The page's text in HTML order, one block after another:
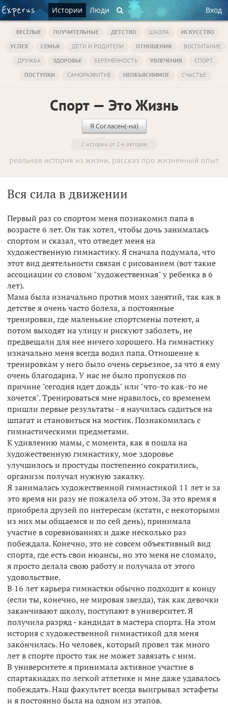
Истории Люди Вход
ВЕСЁЛЫЕ ПОУЧИТЕЛЬНЫЕ ДЕТСТВО ШКОЛА
ИСКУССТВО
УСПЕХ
СЕМЬЯ ДЕТИ И РОДИТЕЛИ ОТНОШЕНИЯ
ВОСПИТАНИЕ
ДРУЖБА
ЗДОРОВЬЕ БЕРЕМЕННОСТЬ УВЛЕЧЕНИЯ
СПОРТ
ПОСТУПКИ
САМОРАЗВИТИЕ НЕОБЪЯСНИМОЕ СЧАСТЬЕ
Спорт — Это Жизнь
Я Согласен(-на)
2 истории от 2-х авторов
реальная история из жизни, рассказ про жизненный опыт
Вся сила в движении
Первый раз со спортом меня познакомил папа в
возрасте 6 лет. Он так хотел, чтобы дочь занималась
спортом и сказал, что отведет меня на
художественную гимнастику. Я сначала подумала, что
этот вид деятельности связан с рисованием (вот такие
ассоциации со словом "художественная" у ребенка в 6
лет).
Мама была изначально против моих занятий, так как в
детстве я очень часто болела, а постоянные
тренировки, где маленькие спортсмены потеют, а
потом выходят на улицу и рискуют заболеть, не
предвещали для нее ничего хорошего. На гимнастику
изначально меня всегда водил папа. Отношение к
тренировкам у него было очень серьезное, за что я ему
очень благодарна. У нас не было пропусков по
причине "сегодня идет дождь" или "что-то как-то не
хочется". Тренироваться мне нравилось, со временем
пришли первые результаты - я научилась садиться на
шпагат и становиться на мостик. Познакомилась с
гимнастическими предметами.
К удивлению мамы, с момента, как я пошла на
художественную гимнастику, мое здоровье
улучшилось и простуды постепенно сократились,
организм получал нужную закалку.
Я занималась художественной гимнастикой 11 лет и за
это время ни разу не пожалела об этом. За это время я
приобрела друзей по интересам (кстати, с некоторыми
из них мы общаемся и по сей день), принимала
участие в соревнованиях и даже несколько раз
побеждала. Конечно, это не совсем объективный вид
спорта, где есть свои нюансы, но это меня не сломало,
я просто делала свою работу и получала от этого
удовольствие.
В 16 лет карьера гимнастки обычно подходит к концу
(если ты, конечно, не мировая звезда), так как девочки
заканчивают школу, поступают в университет. Я
получила разряд - кандидат в мастера спорта. На этом
история с художественной гимнастикой для меня
закончилась. Но человек, который провел так много
лет в спорте просто так не может завязать с ним.
В университете я принимала активное участие в
спартакиадах по легкой атлетике и мне даже удавалось
побеждать. Наш факультет всегда выигрывал эстафеты
и я постоянно была на одном из этапов.